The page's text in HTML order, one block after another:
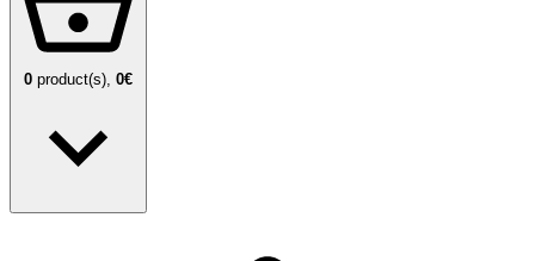
0 product(s), 0€